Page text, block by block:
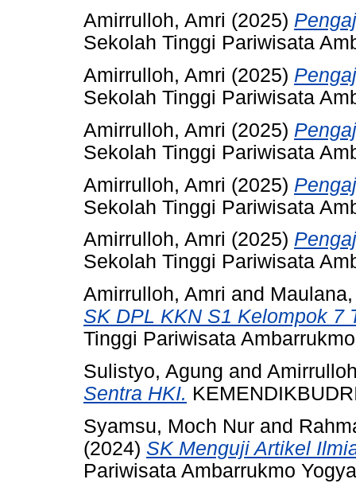
Amirrulloh, Amri (2025)
Sekolah Tinggi Pariwisata
Amirrulloh, Amri (2025)
Sekolah Tinggi Pariwisata
Amirrulloh, Amri (2025)
Sekolah Tinggi Pariwisata
Amirrulloh, Amri (2025)
Sekolah Tinggi Pariwisata
Amirrulloh, Amri (2025)
Sekolah Tinggi Pariwisata
Amirrulloh, Amri and
SK DPL KKN S1 Kelompok 7
Tinggi Pariwisata
Sulistyo, Agung and
Sentra HKI.
Syamsu, Moch Nur and
(2024) SK Menguji Artikel
Pariwisata Ambarrukmo